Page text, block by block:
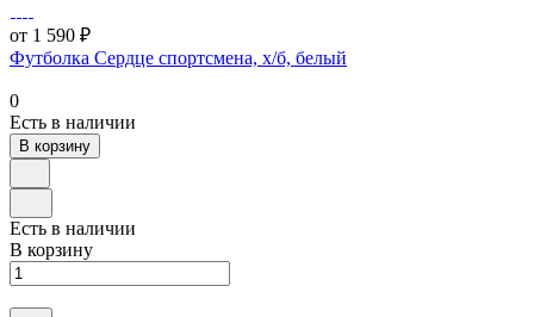
от 1 590 ₽
Футболка Сердце спортсмена, х/б, белый
0
Есть в наличии
В корзину
Есть в наличии
В корзину